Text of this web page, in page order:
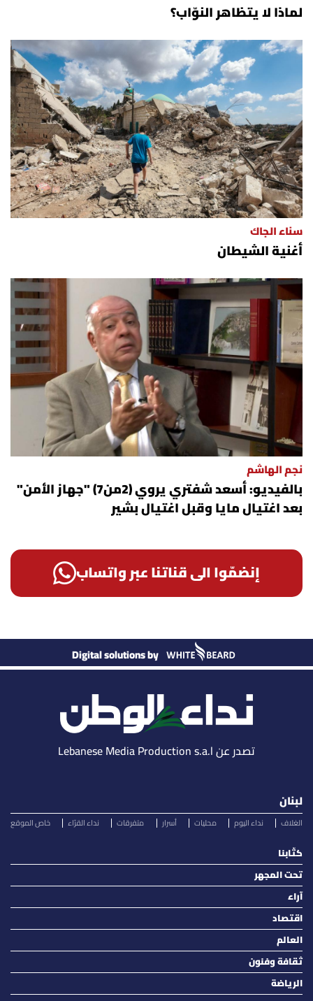
لماذا لا يتظاهر النوّاب؟
سناء الجاك
أغنية الشيطان
نجم الهاشم
بالفيديو: أسعد شفتري يروي (2من7) "جهاز الأمن"
بعد اغتيال مايا وقبل اغتيال بشير
إنضمّوا الى قناتنا عبر واتساب
Digital solutions by
تصدر عن Lebanese Media Production s.a.l
لبنان
الغلاف نداء اليوم محليات أسرار متفرقات نداء القرّاء خاص الموقع
كتّابنا
تحت المجهر
آراء
اقتصاد
العالم
ثقافة وفنون
الرياضة